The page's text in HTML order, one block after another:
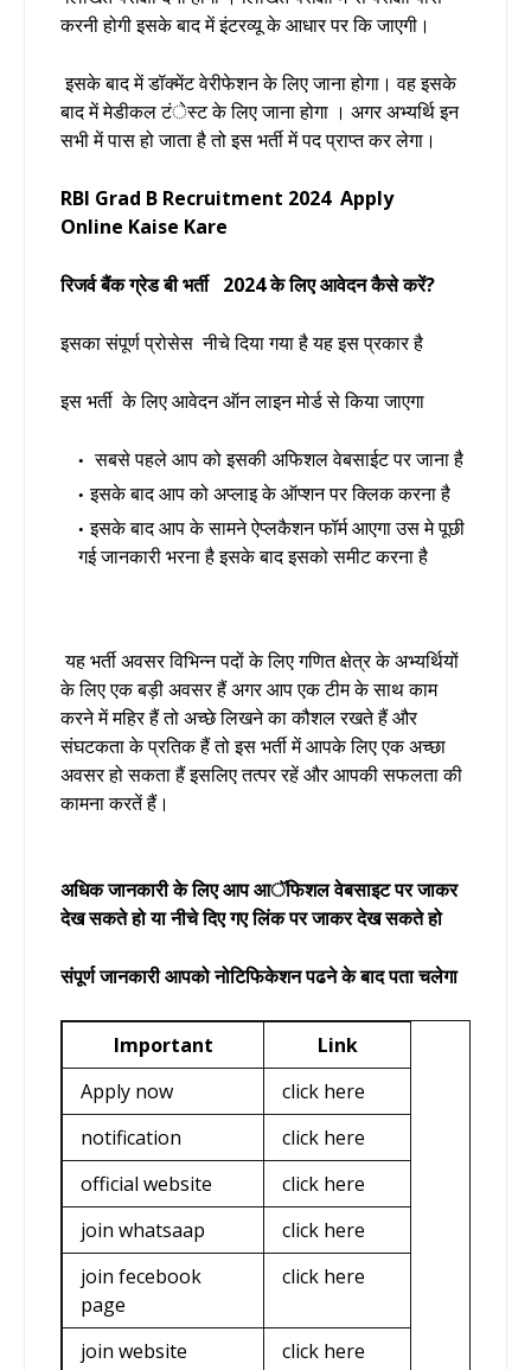
करनी होगी इसके बाद में इंटरव्यू के आधार पर कि जाएगी।
इसके बाद में डॉक्मेंट वेरीफेशन के लिए जाना होगा। वह इसके
बाद में मेडीकल टंेस्ट के लिए जाना होगा । अगर अभ्यर्थि इन
सभी में पास हो जाता है तो इस भर्ती में पद प्राप्त कर लेगा।
RBI Grad B Recruitment 2024 Apply
Online Kaise Kare
रिजर्व बैंक ग्रेड बी भर्ती 2024 के लिए आवेदन कैसे करें?
इसका संपूर्ण प्रोसेस नीचे दिया गया है यह इस प्रकार है
इस भर्ती के लिए आवेदन ऑन लाइन मोर्ड से किया जाएगा
सबसे पहले आप को इसकी अफिशल वेबसाईट पर जाना है
इसके बाद आप को अप्लाइ के ऑप्शन पर क्लिक करना है
इसके बाद आप के सामने ऐप्लकैशन फॉर्म आएगा उस मे पूछी
गई जानकारी भरना है इसके बाद इसको समीट करना है
यह भर्ती अवसर विभिन्न पदों के लिए गणित क्षेत्र के अभ्यर्थियों
के लिए एक बड़ी अवसर हैं अगर आप एक टीम के साथ काम
करने में महिर हैं तो अच्छे लिखने का कौशल रखते हैं और
संघटकता के प्रतिक हैं तो इस भर्ती में आपके लिए एक अच्छा
अवसर हो सकता हैं इसलिए तत्पर रहें और आपकी सफलता की
कामना करतें हैं।
अधिक जानकारी के लिए आप आॅफिशल वेबसाइट पर जाकर
देख सकते हो या नीचे दिए गए लिंक पर जाकर देख सकते हो
संपूर्ण जानकारी आपको नोटिफिकेशन पढने के बाद पता चलेगा
Important
Link
Apply now
click here
notification
click here
official website
click here
join whatsaap
click here
join fecebook
page
click here
join website click here